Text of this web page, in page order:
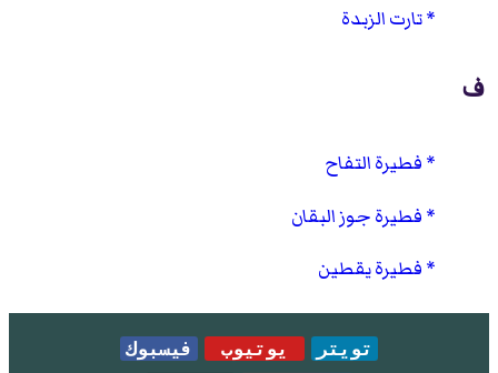
تارت الزبدة
ف
فطيرة التفاح
فطيرة جوز البقان
فطيرة يقطين
تويتر يوتيوب
فيسبوك